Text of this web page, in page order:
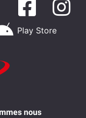
Play Store
nous